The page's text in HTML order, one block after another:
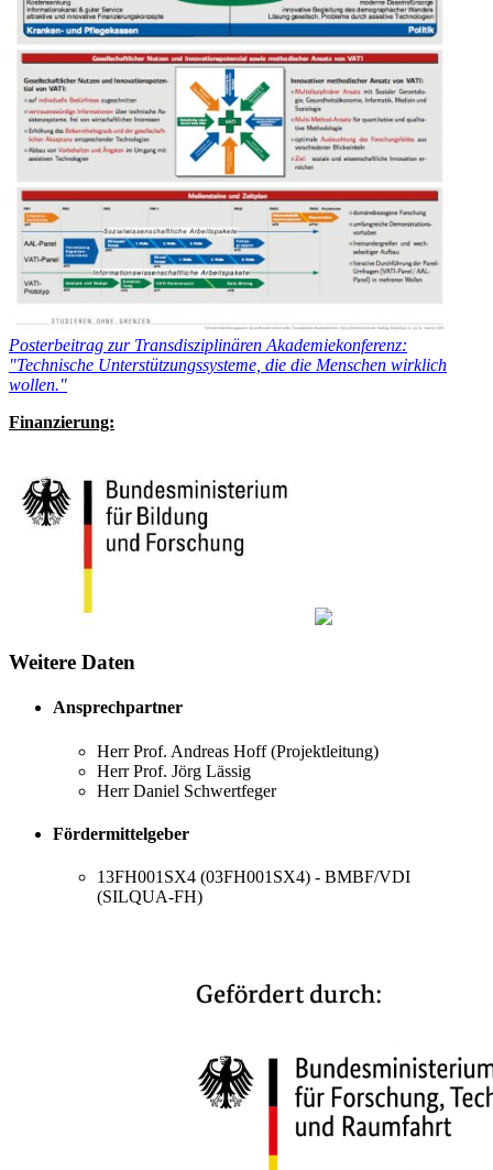
Posterbeitrag zur Transdisziplinären Akademiekonferenz:
"Technische Unterstützungssysteme, die die Menschen wirklich
wollen."
Finanzierung:
Weitere Daten
Ansprechpartner
Herr Prof. Andreas Hoff (Projektleitung)
Herr Prof. Jörg Lässig
Herr Daniel Schwertfeger
Fördermittelgeber
13FH001SX4 (03FH001SX4) - BMBF/VDI
(SILQUA-FH)